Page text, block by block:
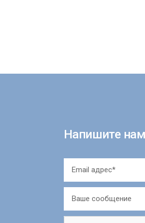
Напишите